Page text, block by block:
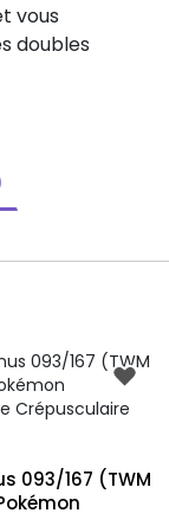
vous
doubles
avec
beaucoup
ne prends
qui sont
093/167 (TWM